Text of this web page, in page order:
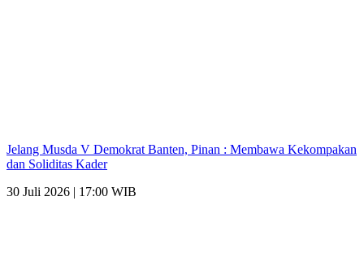
Jelang Musda V Demokrat Banten, Pinan : Membawa Kekompakan
dan Soliditas Kader
30 Juli 2026 | 17:00 WIB